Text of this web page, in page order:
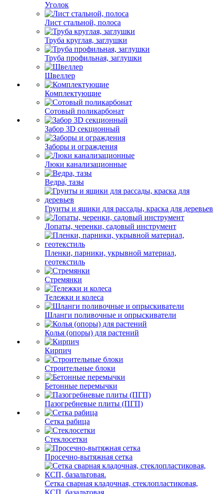
Уголок
Лист стальной, полоса
Труба круглая, заглушки
Труба профильная, заглушки
Швеллер
Комплектующие
Сотовый поликарбонат
Забор 3D секционный
Заборы и ограждения
Люки канализационные
Ведра, тазы
Грунты и ящики для рассады, краска для деревьев
Лопаты, черенки, садовый инструмент
Пленки, парники, укрывной материал,
геотекстиль
Стремянки
Тележки и колеса
Шланги поливочные и опрыскиватели
Колья (опоры) для растений
Кирпич
Строительные блоки
Бетонные перемычки
Пазогребневые плиты (ПГП)
Сетка рабица
Стеклосетки
Просечно-вытяжная сетка
Сетка сварная кладочная, стеклопластиковая,
КСП, базальтовая.